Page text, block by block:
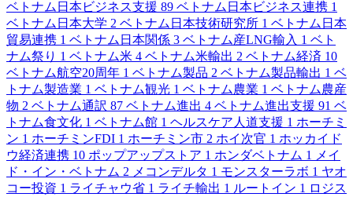
ベトナム日本ビジネス支援 89 ベトナム日本ビジネス連携 1
ベトナム日本大学 2 ベトナム日本技術研究所 1 ベトナム日本
貿易連携 1 ベトナム日本関係 3 ベトナム産LNG輸入 1 ベト
ナム祭り 1 ベトナム米 4 ベトナム米輸出 2 ベトナム経済 10
ベトナム航空20周年 1 ベトナム製品 2 ベトナム製品輸出 1 ベ
トナム製造業 1 ベトナム観光 1 ベトナム農業 1 ベトナム農産
物 2 ベトナム通訳 87 ベトナム進出 4 ベトナム進出支援 91 ベ
トナム食文化 1 ベトナム館 1 ヘルスケア人道支援 1 ホーチミ
ン 1 ホーチミンFDI 1 ホーチミン市 2 ホイ次官 1 ホッカイド
ウ経済連携 10 ポップアップストア 1 ホンダベトナム 1
メイ
ド・イン・ベトナム 2 メコンデルタ 1 モンスターラボ 1 ヤオ
コー投資 1 ライチャウ省 1 ライチ輸出 1 ルートイン 1 ロジス